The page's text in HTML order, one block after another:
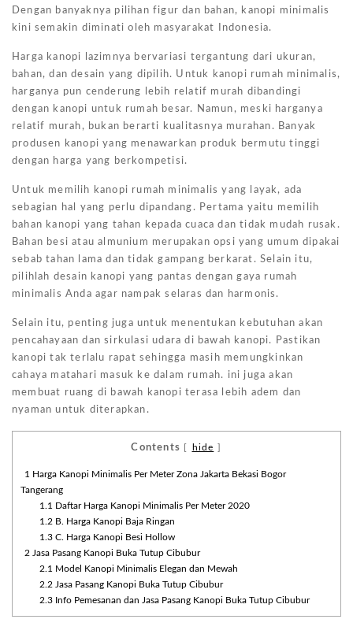
Dengan banyaknya pilihan figur dan bahan, kanopi minimalis
kini semakin diminati oleh masyarakat Indonesia.
Harga kanopi lazimnya bervariasi tergantung dari ukuran,
bahan, dan desain yang dipilih. Untuk kanopi rumah minimalis,
harganya pun cenderung lebih relatif murah dibandingi
dengan kanopi untuk rumah besar. Namun, meski harganya
relatif murah, bukan berarti kualitasnya murahan. Banyak
produsen kanopi yang menawarkan produk bermutu tinggi
dengan harga yang berkompetisi.
Untuk memilih kanopi rumah minimalis yang layak, ada
sebagian hal yang perlu dipandang. Pertama yaitu memilih
bahan kanopi yang tahan kepada cuaca dan tidak mudah rusak.
Bahan besi atau almunium merupakan opsi yang umum dipakai
sebab tahan lama dan tidak gampang berkarat. Selain itu,
pilihlah desain kanopi yang pantas dengan gaya rumah
minimalis Anda agar nampak selaras dan harmonis.
Selain itu, penting juga untuk menentukan kebutuhan akan
pencahayaan dan sirkulasi udara di bawah kanopi. Pastikan
kanopi tak terlalu rapat sehingga masih memungkinkan
cahaya matahari masuk ke dalam rumah. ini juga akan
membuat ruang di bawah kanopi terasa lebih adem dan
nyaman untuk diterapkan.
Contents hide
1
Harga Kanopi Minimalis Per Meter Zona Jakarta Bekasi Bogor
Tangerang
1.1
Daftar Harga Kanopi Minimalis Per Meter 2020
1.2 B. Harga Kanopi Baja Ringan
1.3C. Harga Kanopi Besi Hollow
2 Jasa Pasang Kanopi Buka Tutup Cibubur
2.1
Model Kanopi Minimalis Elegan dan Mewah
2.2 Jasa Pasang Kanopi Buka Tutup Cibubur
2.3Info Pemesanan dan Jasa Pasang Kanopi Buka Tutup Cibubur